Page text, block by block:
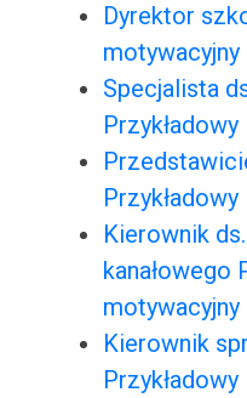
Dyrektor
motywacyjny
Specjalista
Kierownik
kanałowego
motywacyjny
Kierownik